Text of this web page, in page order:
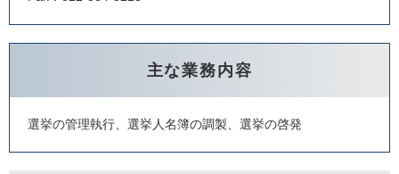
主な業務内容
選挙の管理執行、選挙人名簿の調製、選挙の啓発